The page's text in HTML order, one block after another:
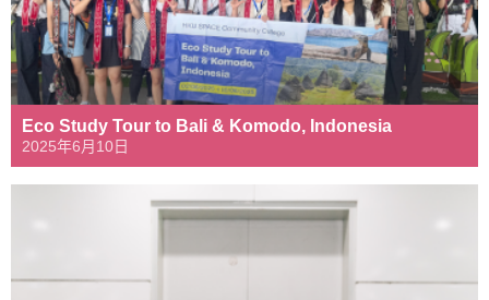
Eco Study Tour to Bali & Komodo, Indonesia
2025年6月10日